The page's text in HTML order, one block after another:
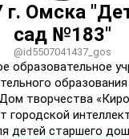
Омска
сад №183"
@id5507041437_gos
образовательное
творчества
городской
детей старшего